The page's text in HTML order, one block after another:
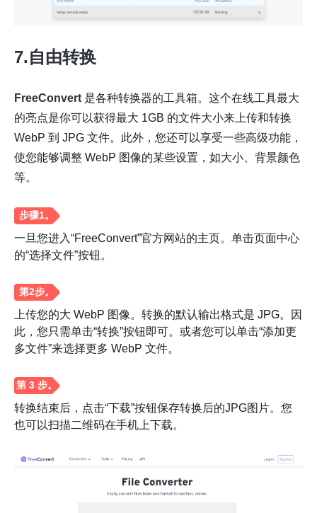
步骤4。
7.自由转换
FreeConvert 是各种转换器的工具箱。这个在线工具最大
的亮点是你可以获得最大 1GB 的文件大小来上传和转换
WebP 到 JPG 文件。此外，您还可以享受一些高级功能，
使您能够调整 WebP 图像的某些设置，如大小、背景颜色
等。
一旦您进入“FreeConvert”官方网站的主页。单击页面中心
的“选择文件”按钮。
上传您的大 WebP 图像。转换的默认输出格式是 JPG。因
此，您只需单击“转换”按钮即可。或者您可以单击“添加更
多文件”来选择更多 WebP 文件。
转换结束后，点击“下载”按钮保存转换后的JPG图片。您
也可以扫描二维码在手机上下载。